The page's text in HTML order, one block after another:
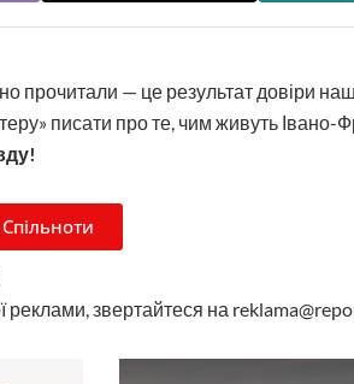
прочитали — це результат довіри
писати про те, чим живуть Івано-
реклами, звертайтеся на